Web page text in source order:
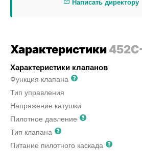
Написать директору
Характеристики
Характеристики клапанов
Функция клапана
Тип управления
Напряжение катушки
Пилотное давление
Тип клапана
Питание пилотного каскада